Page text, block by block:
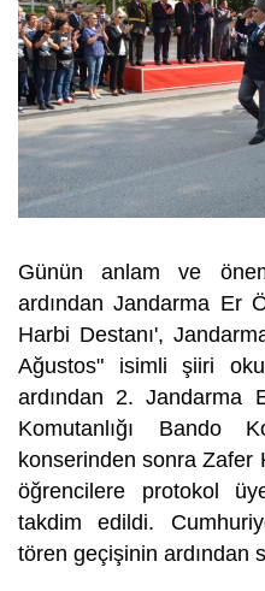
Günün anlam ve
ardından Jandarma Er
Harbi Destanı',
Ağustos" isimli şiiri
ardından 2. Jandarma
Komutanlığı Bando
konserinden sonra Zafer
öğrencilere protokol
takdim edildi.
tören geçişinin ardından